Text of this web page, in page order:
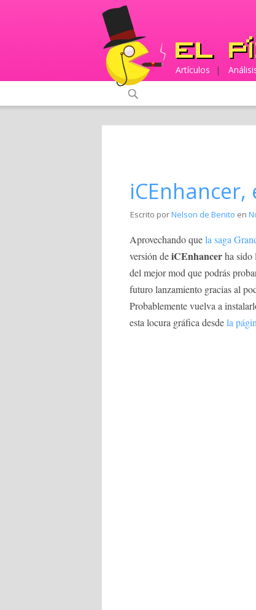
Artículos |
Escrito porNelson de Benito en
Aprovechando quela saga
versión deiCEnhancerha sido
del mejor mod que podrás
futuro lanzamiento gracias al
Probablemente vuelva a
esta locura gráfica desdela